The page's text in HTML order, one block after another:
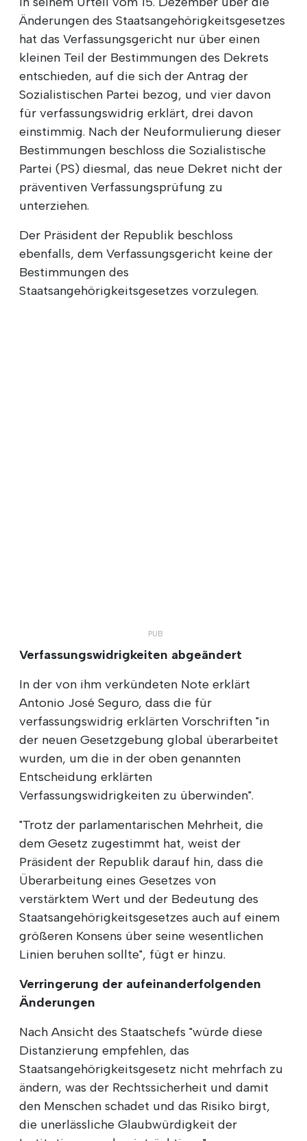
Änderungen des Staatsangehörigkeitsgesetzes
hat das Verfassungsgericht nur über einen
kleinen Teil der Bestimmungen des Dekrets
entschieden, auf die sich der Antrag der
Sozialistischen Partei bezog, und vier davon
für verfassungswidrig erklärt, drei davon
einstimmig. Nach der Neuformulierung dieser
Bestimmungen beschloss die Sozialistische
Partei (PS) diesmal, das neue Dekret nicht der
präventiven Verfassungsprüfung zu
unterziehen.
Der Präsident der Republik beschloss
ebenfalls, dem Verfassungsgericht keine der
Bestimmungen des
Staatsangehörigkeitsgesetzes vorzulegen.
Verfassungswidrigkeiten abgeändert
In der von ihm verkündeten Note erklärt
Antonio José Seguro, dass die für
verfassungswidrig erklärten Vorschriften "in
der neuen Gesetzgebung global überarbeitet
wurden, um die in der oben genannten
Entscheidung erklärten
Verfassungswidrigkeiten zu überwinden".
"Trotz der parlamentarischen Mehrheit, die
dem Gesetz zugestimmt hat, weist der
Präsident der Republik darauf hin, dass die
Überarbeitung eines Gesetzes von
verstärktem Wert und der Bedeutung des
Staatsangehörigkeitsgesetzes auch auf einem
größeren Konsens über seine wesentlichen
Linien beruhen sollte", fügt er hinzu.
Verringerung der aufeinanderfolgenden
Änderungen
Nach Ansicht des Staatschefs "würde diese
Distanzierung empfehlen, das
Staatsangehörigkeitsgesetz nicht mehrfach zu
ändern, was der Rechtssicherheit und damit
den Menschen schadet und das Risiko birgt,
die unerlässliche Glaubwürdigkeit der